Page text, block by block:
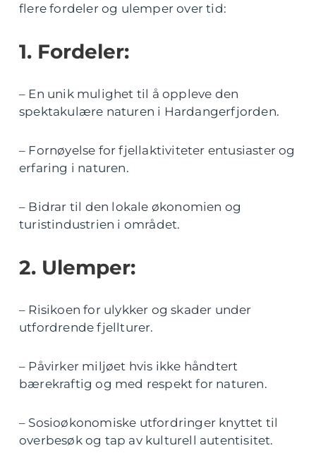
flere fordeler og ulemper over tid:
1. Fordeler:
– En unik mulighet til å oppleve den
spektakulære naturen i Hardangerfjorden.
– Fornøyelse for fjellaktiviteter entusiaster og
erfaring i naturen.
– Bidrar til den lokale økonomien og
turistindustrien i området.
2. Ulemper:
– Risikoen for ulykker og skader under
utfordrende fjellturer.
– Påvirker miljøet hvis ikke håndtert
bærekraftig og med respekt for naturen.
– Sosioøkonomiske utfordringer knyttet til
overbesøk og tap av kulturell autentisitet.